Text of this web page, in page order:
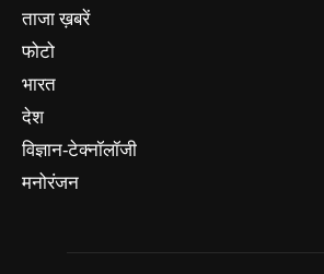
ताजा ख़बरें
फोटो
भारत
देश
विज्ञान-टेक्नॉलॉजी
मनोरंजन